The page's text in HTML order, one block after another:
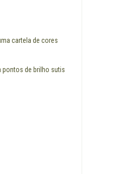
cartela de cores
pontos de brilho sutis